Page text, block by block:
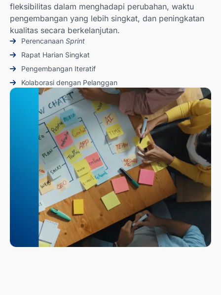
fleksibilitas dalam menghadapi perubahan, waktu
pengembangan yang lebih singkat, dan peningkatan
kualitas secara berkelanjutan.
Perencanaan Sprint
Rapat Harian Singkat
Pengembangan Iteratif
Kolaborasi dengan Pelanggan